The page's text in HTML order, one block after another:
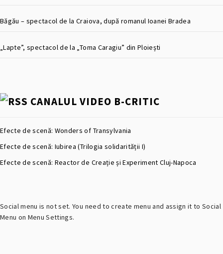
Băgău – spectacol de la Craiova, după romanul Ioanei Bradea
„Lapte”, spectacol de la „Toma Caragiu” din Ploiești
CANALUL VIDEO B-CRITIC
Efecte de scenă: Wonders of Transylvania
Efecte de scenă: Iubirea (Trilogia solidarității I)
Efecte de scenă: Reactor de Creație și Experiment Cluj-Napoca
Social menu is not set. You need to create menu and assign it to Social
Menu on Menu Settings.